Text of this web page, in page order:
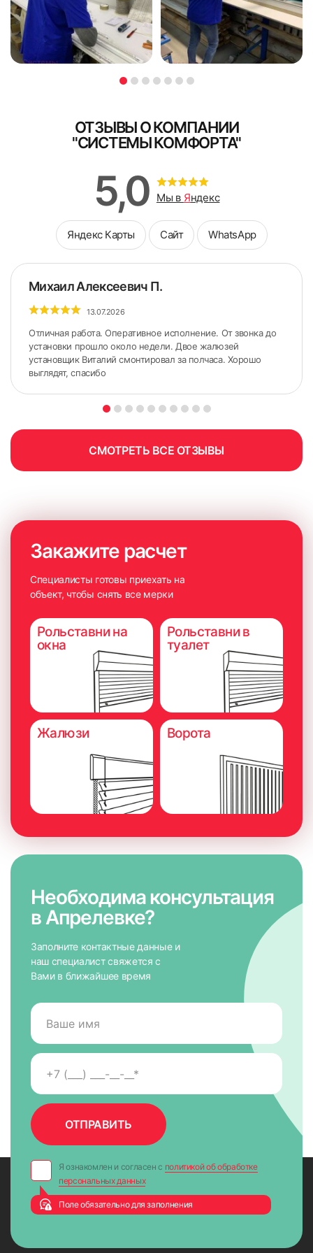
6. Закрепляем фиксатор троса в нижней части окна с
натяжением
7. Прикрепляем фиксатор для ручки управления
Установка жалюзи к стене или
потолку (на саморезы)
1. Отмечаем место для крепежных элементов карниза на
стене или потолке. Важно, чтобы все элементы
размещались на одной линии, чтобы жалюзи висели
некорректно работать на подъем и опускание.
Я ознакомлен и согласен сполитикой об обработке
персональных данных
Поле обязательно для заполнения
доплата принимается наличными.
Я ознакомлен и согласен сполитикой об обработке
персональных данных
ОТЗЫВЫ О КОМПАНИИ
"СИСТЕМЫ КОМФОРТА"
5,0 Мы в Яндекс
Яндекс Карты Сайт WhatsApp
Михаил Алексеевич П.
13.07.2026
Отличная работа. Оперативное исполнение. От звонка до
установки прошло около недели. Двое жалюзей
установщик Виталий смонтировал за полчаса. Хорошо
выглядят, спасибо
СМОТРЕТЬ ВСЕ ОТЗЫВЫ
Закажите расчет
Специалисты готовы приехать на
объект, чтобы снять все мерки
Рольставни на
окна
Рольставни в
туалет
Жалюзи Ворота
Необходима консультация
в Апрелевке?
Заполните контактные данные и
наш специалист свяжется с
Вами в ближайшее время
Я ознакомлен и согласен с политикой об обработке
персональных данных
Поле обязательно для заполнения